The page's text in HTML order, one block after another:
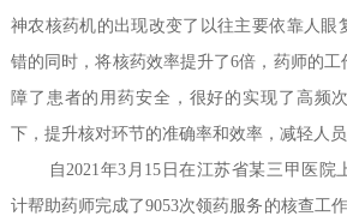
神农核药机的出现改变了以往主要依靠人眼
错的同时，将核药效率提升了6倍，药师的
障了患者的用药安全，很好的实现了高频
下，提升核对环节的准确率和效率，减轻人员
自2021年3月15日在江苏省某三甲医院
计帮助药师完成了9053次领药服务的核查工